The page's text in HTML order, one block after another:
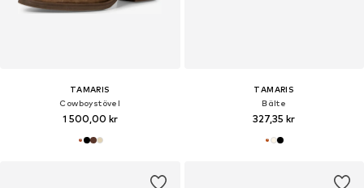
TAMARIS
Cowboystövel
1 500,00 kr
TAMARIS
Bälte
327,35 kr